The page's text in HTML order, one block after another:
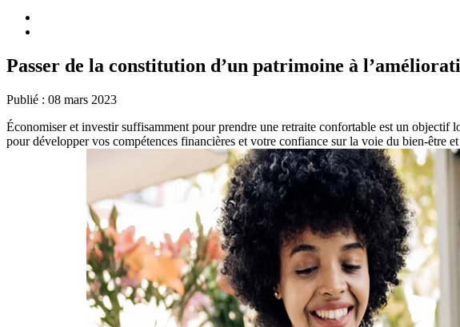
Passer de la constitution d’un patrimoine à
Publié : 08 mars 2023
Économiser et investir suffisamment pour prendre une retraite confortable est un
pour développer vos compétences financières et votre confiance sur la voie du bien-être et